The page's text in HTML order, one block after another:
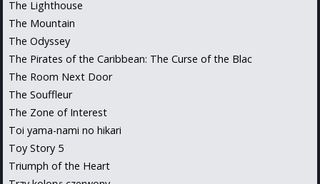
The Lighthouse
The Mountain
The Odyssey
The Pirates of the Caribbean: The Curse of the Blac
The Room Next Door
The Souffleur
The Zone of Interest
Toi yama-nami no hikari
Toy Story 5
Triumph of the Heart